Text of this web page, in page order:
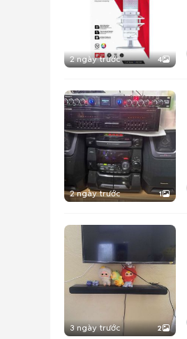
2 ngày trước 4
2 ngày trước 1
3 ngày trước 2